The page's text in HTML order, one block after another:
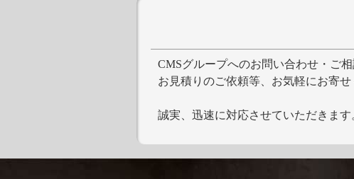
CMSグループへのお問い合わせ・ご相
お見積りのご依頼等、お気軽にお寄せ
誠実、迅速に対応させていただきます